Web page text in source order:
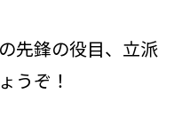
先鋒の役目、立派
うぞ！